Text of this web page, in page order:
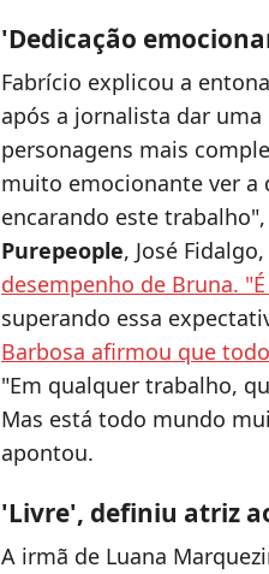
'Dedicação
Fabrício explicou a
após a jornalista dar
personagens mais
muito emocionante ver a
encarando este
Purepeople, José
desempenho de Bruna.
superando essa
Barbosa afirmou que
"Em qualquer trabalho,
Mas está todo mundo
apontou.
'Livre', definiu atriz
A irmã de Luana